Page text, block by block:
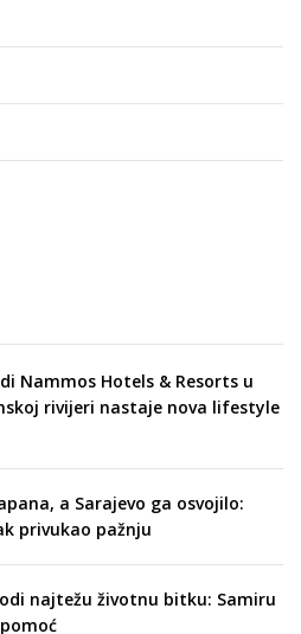
Nammos Hotels & Resorts u
rivijeri nastaje nova lifestyle
a Sarajevo ga osvojilo:
privukao pažnju
najtežu životnu bitku: Samiru